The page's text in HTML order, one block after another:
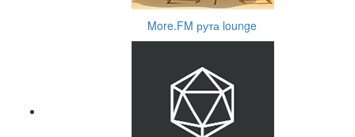
More.FM рута lounge